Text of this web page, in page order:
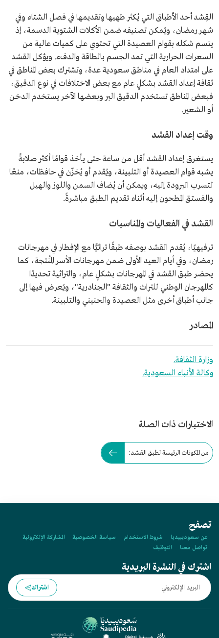
القِشد أحد الأطباق التي يُكثر طهيها وتقديمها في فصل الشتاء وفي
شهر رمضان، ويُمكن تصنيفه ضمن الأكلات الشتوية الدسمة، إذ
يتسم شكله بقوام العصيدة التي تحتوي على كميات عالية من
السعرات الحرارية التي تمد الجسم بالطاقة والدفء. ويؤكل القشد
على امتداد العام في مناطق سعودية عدة، وتشترك بعض المناطق في
ثقافة إعداد القشد بشكلٍ عام مع بعض الاختلافات في نوع الدقيق،
فبعض المناطق تستخدم الدقيق البر وبعضها الآخر يستخدم الدخن
أو الشعير.
وقت إعداد القشد
يستغرق إعداد القشد أقل من ساعة حتى يأخذ قوامًا أكثر صلابةً
يشبه قوام العصيدة أو التلبينة، ويُقدم أو يُخزّن في حافظات، منعًا
لتسرب البرودة إليه، ويمكن أن يُضاف السمن واللوز والهيل
والفستق المطحون إليه أثناء تقديم الطبق مباشرةً.
القشد في الفعاليات والمناسبات
ترفيهيًا، يُقدم القشد بوصفه طبقًا تراثيًّا مع الإفطار في مهرجانات
رمضان، وفي أيام العيد الأولى ضمن مهرجانات الأسر المُنتجة، كما
يحضر طبق القشد في المهرجانات بشكلٍ عام، والتراثية تحديدًا
كالمهرجان الوطني للتراث والثقافة "الجنادرية"، ويُعرض فيها إلى
جانب أطباق أخرى مثل العصيدة والحنيني والتلبينة.
المصادر
وزارة الثقافة.
وكالة الأنباء السعودية.
الاختبارات ذات الصلة
من المكونات الرئيسة لطبق القشد:
تصفح
عن سعوديبيديا شروط الاستخدام سياسة الخصوصية
المشاركة الإلكترونية
تواصل معنا
التوظيف
اشترك في النشرة البريدية
اشتراك